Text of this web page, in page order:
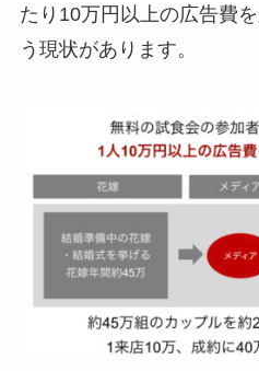
たり10万円以上の広告費
う現状があります。